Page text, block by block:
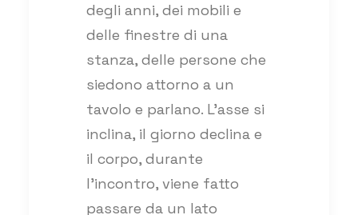
degli anni, dei mobili e
delle finestre di una
stanza, delle persone che
siedono attorno a un
tavolo e parlano. L’asse si
inclina, il giorno declina e
il corpo, durante
l’incontro, viene fatto
passare da un lato